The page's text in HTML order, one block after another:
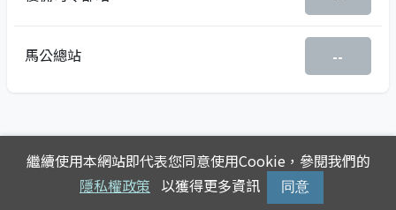
馬公總站 --
繼續使用本網站即代表您同意使用Cookie，參閱我們的
隱私權政策 以獲得更多資訊 同意